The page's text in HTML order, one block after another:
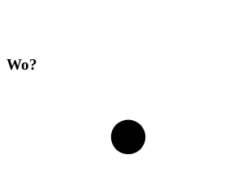
Wo?